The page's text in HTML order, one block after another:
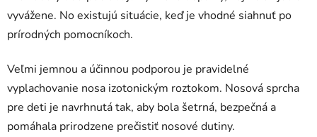
vyvážene. No existujú situácie, keď je vhodné siahnuť po
prírodných pomocníkoch.
Veľmi jemnou a účinnou podporou je pravidelné
vyplachovanie nosa izotonickým roztokom. Nosová sprcha
pre deti je navrhnutá tak, aby bola šetrná, bezpečná a
pomáhala prirodzene prečistiť nosové dutiny.